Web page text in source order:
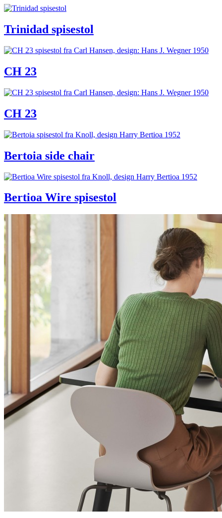
Trinidad spisestol
CH 23
CH 23
Bertoia side chair
Bertioa Wire spisestol